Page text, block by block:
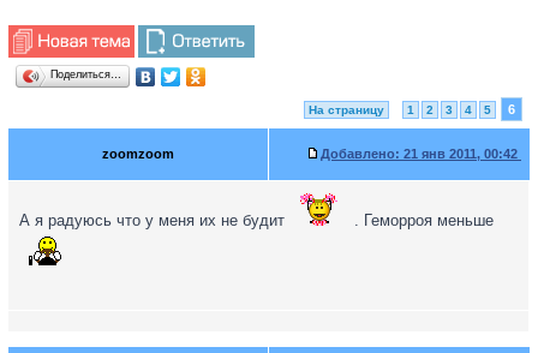
Поделиться…
На страницу 1 2 3 4 5 6
zoomzoom Добавлено: 21 янв 2011, 00:42
А я радуюсь что у меня их не будит . Геморроя меньше